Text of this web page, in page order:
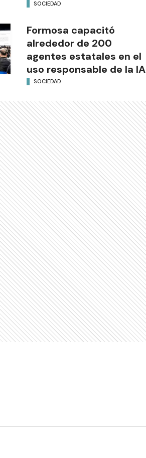
SOCIEDAD
Formosa capacitó
alrededor de 200
agentes estatales en el
uso responsable de la IA
SOCIEDAD